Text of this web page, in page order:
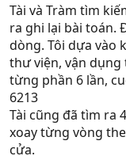
Tài và Tràm tìm
ra ghi lại bài toán.
dòng. Tôi dựa vào
thư viện, vận dụng
từng phần 6 lần,
6213
Tài cũng đã tìm ra
xoay từng vòng
cửa.